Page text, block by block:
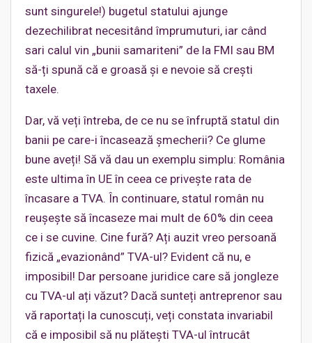
sunt singurele!) bugetul statului ajunge
dezechilibrat necesitând împrumuturi, iar când
sari calul vin „bunii samariteni” de la FMI sau BM
să-ți spună că e groasă și e nevoie să crești
taxele.
Dar, vă veți întreba, de ce nu se înfruptă statul din
banii pe care-i încasează șmecherii? Ce glume
bune aveți! Să vă dau un exemplu simplu: România
este ultima în UE în ceea ce privește rata de
încasare a TVA. În continuare, statul român nu
reușește să încaseze mai mult de 60% din ceea
ce i se cuvine. Cine fură? Ați auzit vreo persoană
fizică „evazionând” TVA-ul? Evident că nu, e
imposibil! Dar persoane juridice care să jongleze
cu TVA-ul ați văzut? Dacă sunteți antreprenor sau
vă raportați la cunoscuți, veți constata invariabil
că e imposibil să nu plătești TVA-ul întrucât